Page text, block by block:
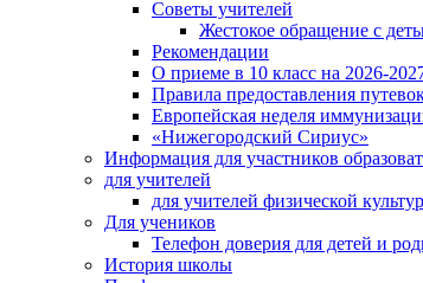
Советы учителей
Жестокое обращение с
Рекомендации
О приеме в 10 класс на 2026-
Правила предоставления
Европейская неделя
«Нижегородский Сириус»
Информация для участников
для учителей
для учителей физической
Для учеников
Телефон доверия для детей и
История школы